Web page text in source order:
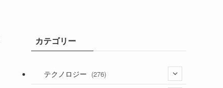
カテゴリー
テクノロジー (276)